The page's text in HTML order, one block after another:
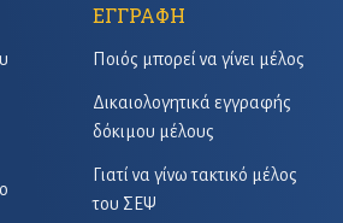
ΕΓΓΡΑΦΗ
Ποιός μπορεί να γίνει μέλος
Δικαιολογητικά εγγραφής
δόκιμου μέλους
Γιατί να γίνω τακτικό μέλος
του ΣΕΨ